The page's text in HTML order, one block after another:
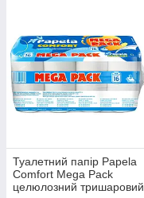
Туалетний папір Papela
Comfort Mega Pack
целюлозний тришаровий